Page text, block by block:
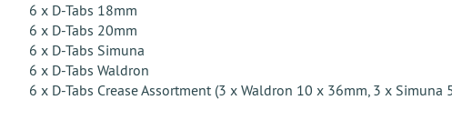
6 x D-Tabs 18mm
6 x D-Tabs 20mm
6 x D-Tabs Simuna
6 x D-Tabs Waldron
6 x D-Tabs Crease Assortment (3 x Waldron 10 x 36mm, 3 x Simuna